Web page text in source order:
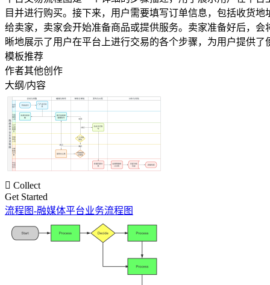
目并进行购买。接下来，用户需要填写订单信息，包括收货
给卖家，卖家会开始准备商品或提供服务。卖家准备好后，
晰地展示了用户在平台上进行交易的各个步骤，为用户提供了
模板推荐
作者其他创作
大纲/内容
 Collect
Get Started
流程图-融媒体平台业务流程图